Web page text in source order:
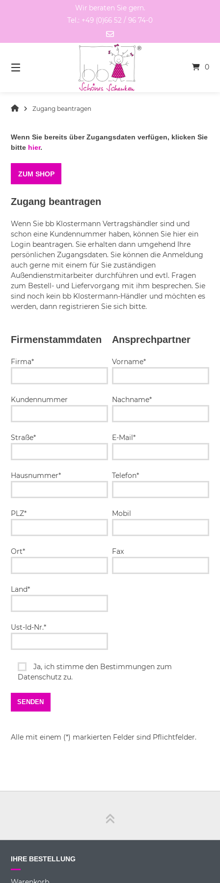
Wir beraten Sie gern.
Tel.: +49 (0)66 52 / 96 74-0
0
Zugang beantragen
Wenn Sie bereits über Zugangsdaten verfügen, klicken Sie
bitte hier.
ZUM SHOP
Zugang beantragen
Wenn Sie bb Klostermann Vertragshändler sind und
schon eine Kundennummer haben, können Sie hier ein
Login beantragen. Sie erhalten dann umgehend Ihre
persönlichen Zugangsdaten. Sie können die Anmeldung
auch gerne mit einem für Sie zuständigen
Außendienstmitarbeiter durchführen und evtl. Fragen
zum Bestell- und Liefervorgang mit ihm besprechen. Sie
sind noch kein bb Klostermann-Händler und möchten es
werden, dann registrieren Sie sich bitte.
Firmenstammdaten
Firma*
Kundennummer
Straße*
Hausnummer*
PLZ*
Ort*
Land*
Ust-Id-Nr.*
Ansprechpartner
Vorname*
Nachname*
E-Mail*
Telefon*
Mobil
Fax
Ja, ich stimme den Bestimmungen zum
Datenschutz zu.
Alle mit einem (*) markierten Felder sind Pflichtfelder.
IHRE BESTELLUNG